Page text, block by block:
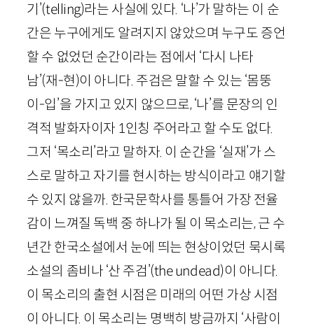
기’(telling)라는 사실에 있다. ‘나’가 말하는 이 순
간은 누구에게도 알려지지 않았으며 누구도 증언
할 수 없었던 순간이라는 점에서 ‘다시 나타
남’(재-현)이 아니다. 주검은 말할 수 있는 ‘몸뚱
이-입’을 가지고 있지 않으므로, ‘나’를 문장의 인
격적 발화자이자 1인칭 주어라고 할 수도 없다.
그저 ‘목소리’라고 말하자. 이 순간을 ‘실재’가 스
스로 말하고 자기를 현시하는 방식이라고 얘기할
수 있지 않을까. 한국문학사를 통틀어 가장 전율
감이 느껴질 독백 중 하나가 될 이 목소리는, 근 수
년간 한국소설에서 눈에 띄는 현상이었던 묵시록
소설의 좀비나 ‘산 주검’(theundead)이 아니다.
이 목소리의 출현 시점은 미래의 어떤 가상 시점
이 아니다. 이 목소리는 명백히 방금까지 ‘사람이